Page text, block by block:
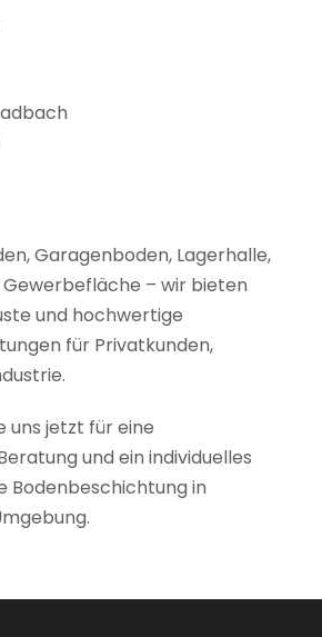
Garagenboden, Lagerhalle,
– wir bieten
und hochwertige
für Privatkunden,
uns jetzt für eine
und ein individuelles
Bodenbeschichtung in